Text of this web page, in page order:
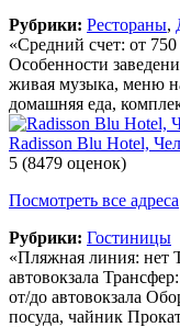
Рубрики: Рестораны,
«Средний счет: от
Особенности
живая музыка, меню
домашняя еда,
Radisson Blu Hotel,
5 (8479 оценок)
Посмотреть все адреса
Рубрики: Гостиницы
«Пляжная линия: нет
автовокзала
от/до автовокзала
посуда, чайник